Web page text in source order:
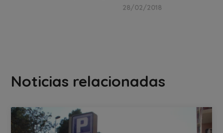
28/02/2018
Noticias relacionadas